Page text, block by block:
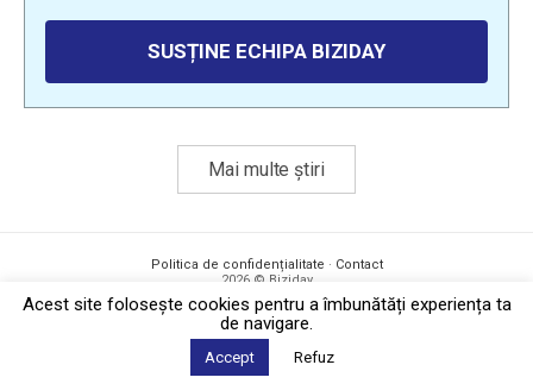
SUSȚINE ECHIPA BIZIDAY
Mai multe știri
Politica de confidențialitate · Contact
2026 © Biziday
Acest site foloseşte cookies pentru a îmbunătăți experiența ta
de navigare.
Accept Refuz